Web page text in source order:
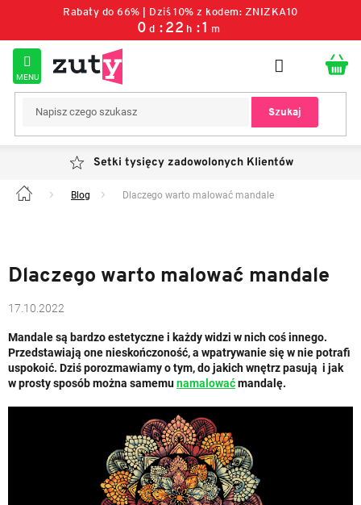
Rabaty do 66% | Dziś 10% z kodem: ZNIZKA10
0 d :22 h :1 m
Szukaj
Setki tysięcy zadowolonych Klientów
Home Blog Dlaczego warto malować mandale
Dlaczego warto malować mandale
17.10.2022
Mandale są bardzo estetyczne i każdy widzi w nich coś innego.
Przedstawiają one nieskończoność, a wpatrywanie się w nie potrafi
uspokoić. Dziś porozmawiamy o tym, do jakich wnętrz pasują i jak
w prosty sposób można samemunamalowaćmandalę.